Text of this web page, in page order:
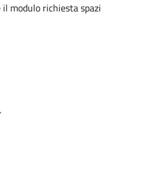
modulo richiesta spazi